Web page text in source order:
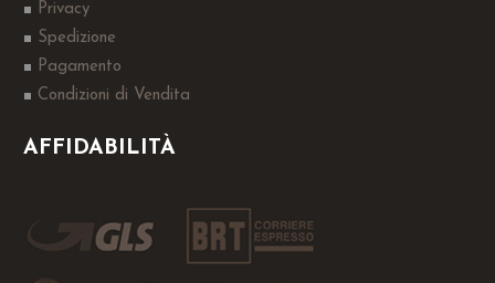
Privacy
Spedizione
Pagamento
Condizioni di Vendita
AFFIDABILITÀ